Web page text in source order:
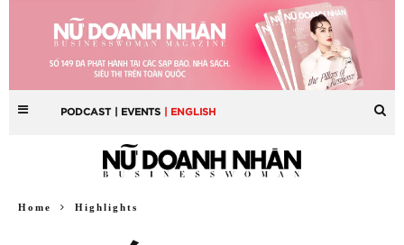
PODCAST | EVENTS | ENGLISH
Home Highlights